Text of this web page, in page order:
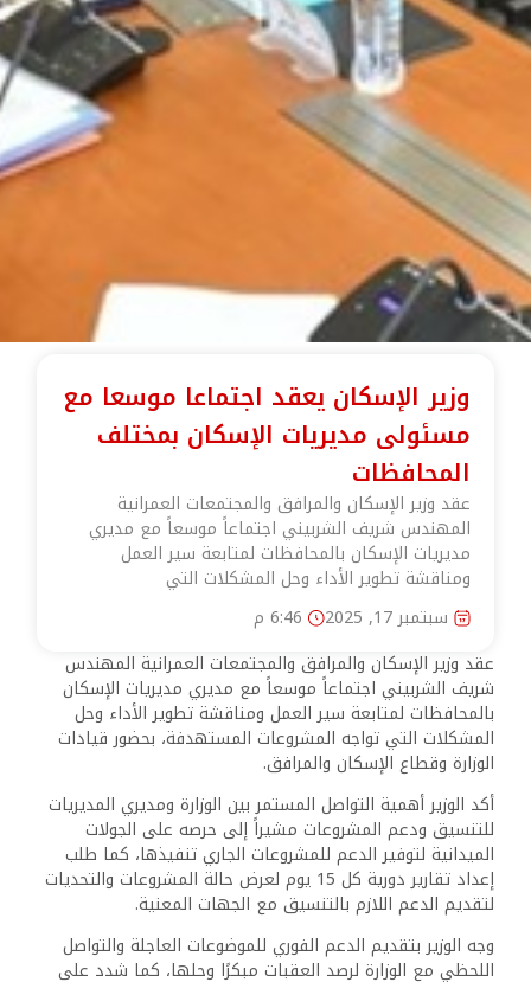
وزير الإسكان يعقد اجتماعا موسعا مع
مسئولى مديريات الإسكان بمختلف
المحافظات
عقد وزير الإسكان والمرافق والمجتمعات العمرانية
المهندس شريف الشربيني اجتماعاً موسعاً مع مديري
مديريات الإسكان بالمحافظات لمتابعة سير العمل
ومناقشة تطوير الأداء وحل المشكلات التي
سبتمبر 17, 2025
6:46 م
عقد وزير الإسكان والمرافق والمجتمعات العمرانية المهندس
شريف الشربيني اجتماعاً موسعاً مع مديري مديريات الإسكان
بالمحافظات لمتابعة سير العمل ومناقشة تطوير الأداء وحل
المشكلات التي تواجه المشروعات المستهدفة، بحضور قيادات
الوزارة وقطاع الإسكان والمرافق.
أكد الوزير أهمية التواصل المستمر بين الوزارة ومديري المديريات
للتنسيق ودعم المشروعات مشيراً إلى حرصه على الجولات
الميدانية لتوفير الدعم للمشروعات الجاري تنفيذها، كما طلب
إعداد تقارير دورية كل 15 يوم لعرض حالة المشروعات والتحديات
لتقديم الدعم اللازم بالتنسيق مع الجهات المعنية.
وجه الوزير بتقديم الدعم الفوري للموضوعات العاجلة والتواصل
اللحظي مع الوزارة لرصد العقبات مبكرًا وحلها، كما شدد على